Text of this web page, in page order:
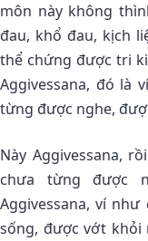
môn này không
đau, khổ đau, kịch
thể chứng được tri
Aggivessana, đó là
từng được nghe,
Này Aggivessana,
chưa từng được
Aggivessana, ví
sống, được vớt khỏi